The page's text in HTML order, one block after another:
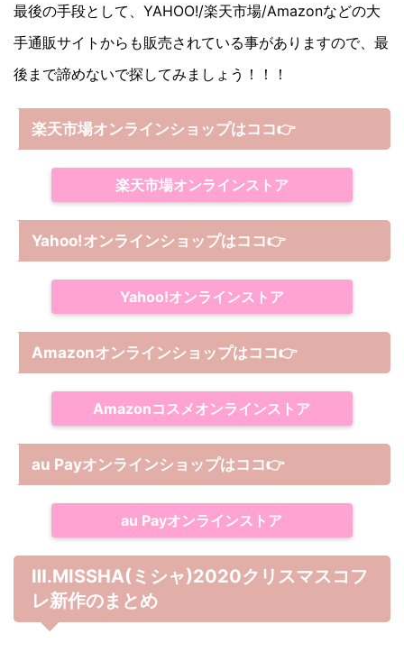
最後の手段として、YAHOO!/楽天市場/Amazonなどの大
手通販サイトからも販売されている事がありますので、最
後まで諦めないで探してみましょう！！！
楽天市場オンラインショップはココ👉
楽天市場オンラインストア
Yahoo!オンラインショップはココ👉
Yahoo!オンラインストア
Amazonオンラインショップはココ👉
Amazonコスメオンラインストア
au Payオンラインショップはココ👉
au Payオンラインストア
Ⅲ.MISSHA(ミシャ)2020クリスマスコフ
レ新作のまとめ